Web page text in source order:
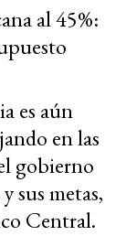
al 45%:
es aún
en las
gobierno
sus metas,
Central.